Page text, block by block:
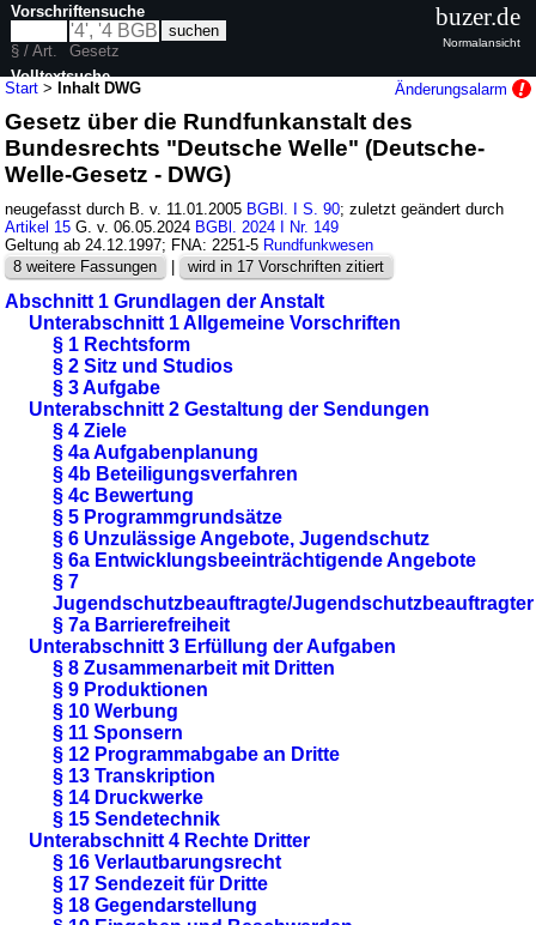
Start >Inhalt DWG Änderungsalarm
Gesetz über die Rundfunkanstalt des
Bundesrechts "Deutsche Welle" (Deutsche-
Welle-Gesetz - DWG)
neugefasst durch B. v. 11.01.2005 BGBl. I S. 90; zuletzt geändert durch
Artikel 15 G. v. 06.05.2024 BGBl. 2024 I Nr. 149
Geltung ab 24.12.1997; FNA: 2251-5 Rundfunkwesen
8 weitere Fassungen
| wird in 17 Vorschriften zitiert
Abschnitt 1 Grundlagen der Anstalt
Unterabschnitt 1 Allgemeine Vorschriften
§ 1 Rechtsform
§ 2 Sitz und Studios
§ 3 Aufgabe
Unterabschnitt 2 Gestaltung der Sendungen
§ 4 Ziele
§ 4a Aufgabenplanung
§ 4b Beteiligungsverfahren
§ 4c Bewertung
§ 5 Programmgrundsätze
§ 6 Unzulässige Angebote, Jugendschutz
§ 6a Entwicklungsbeeinträchtigende Angebote
§ 7
Jugendschutzbeauftragte/Jugendschutzbeauftragter
§ 7a Barrierefreiheit
Unterabschnitt 3 Erfüllung der Aufgaben
§ 8 Zusammenarbeit mit Dritten
§ 9 Produktionen
§ 10 Werbung
§ 11 Sponsern
§ 12 Programmabgabe an Dritte
§ 13 Transkription
§ 14 Druckwerke
§ 15 Sendetechnik
Unterabschnitt 4 Rechte Dritter
§ 16 Verlautbarungsrecht
§ 17 Sendezeit für Dritte
§ 18 Gegendarstellung
Vorschriftensuche
§ / Art.
Gesetz
Volltextsuche
nur in DWG
buzer.de
Normalansicht